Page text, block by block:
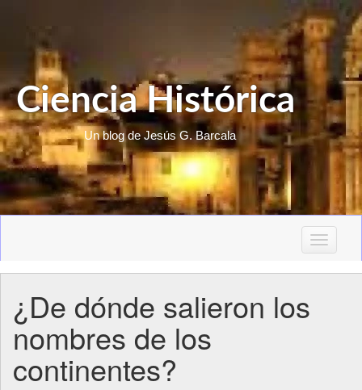
Ciencia Histórica
Un blog de Jesús G. Barcala
T
g
¿De dónde salieron los
nombres de los
continentes?